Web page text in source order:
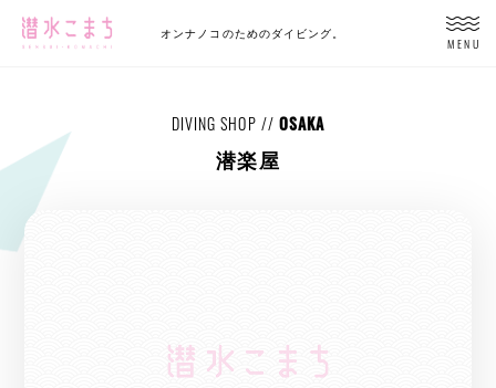
MENU
オンナノコのためのダイビング。
DIVING SHOP // OSAKA
潜楽屋